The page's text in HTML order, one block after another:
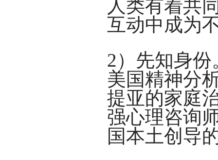
人类有着共
互动中成为
2）先知身
美国精神分
提亚的家庭
强心理咨询
国本土创导